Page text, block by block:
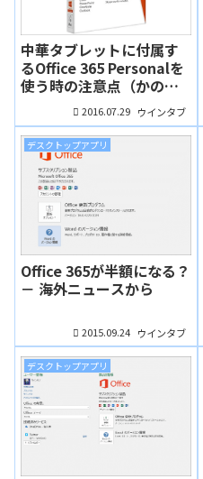
中華タブレットに付属す
るOffice 365 Personalを
使う時の注意点（かのあ
2016.07.29 ウインタブ
デスクトップアプリ
Office 365が半額になる？
－ 海外ニュースから
2015.09.24 ウインタブ
デスクトップアプリ